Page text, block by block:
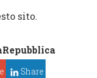
sito.
Share